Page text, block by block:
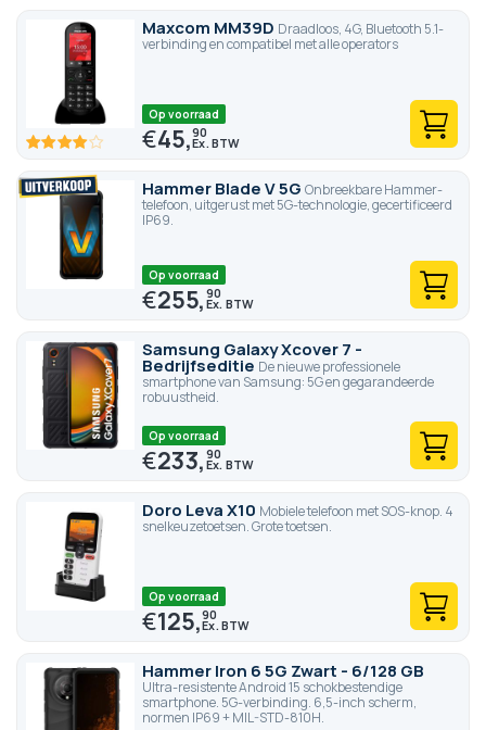
Maxcom MM39D Draadloos, 4G, Bluetooth 5.1-
verbinding en compatibel met alle operators
80 100
Op voorraad
€45,90
Hammer Blade V 5G Onbreekbare Hammer-
telefoon, uitgerust met 5G-technologie, gecertificeerd
IP69.
Op voorraad
€255,90
Samsung Galaxy Xcover 7 -
Bedrijfseditie De nieuwe professionele
smartphone van Samsung: 5G en gegarandeerde
robuustheid.
Op voorraad
€233,90
Doro Leva X10 Mobiele telefoon met SOS-knop. 4
snelkeuzetoetsen. Grote toetsen.
Op voorraad
€125,90
Hammer Iron 6 5G Zwart - 6/128 GB
Ultra-resistente Android 15 schokbestendige
smartphone. 5G-verbinding. 6,5-inch scherm,
normen IP69 + MIL-STD-810H.